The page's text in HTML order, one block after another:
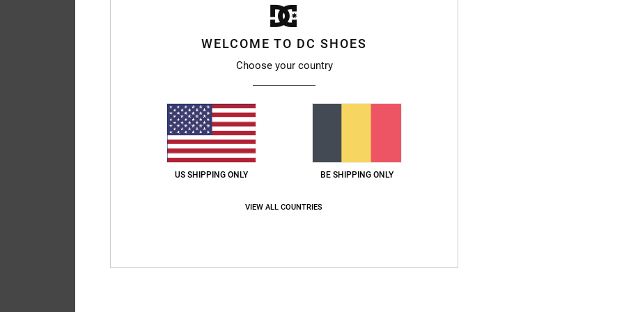
WELCOME TO DC SHOES
Choose your country
US SHIPPING ONLY BE SHIPPING ONLY
VIEW ALL COUNTRIES